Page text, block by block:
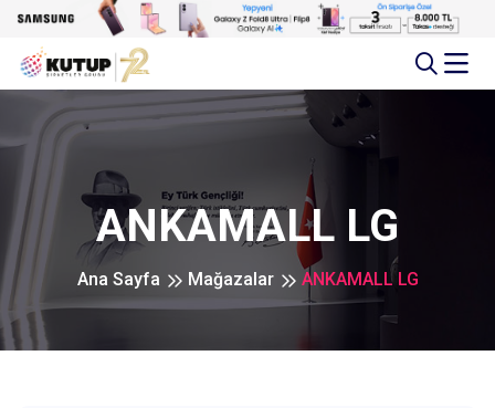
ANKAMALL LG
Ana Sayfa Mağazalar ANKAMALL LG